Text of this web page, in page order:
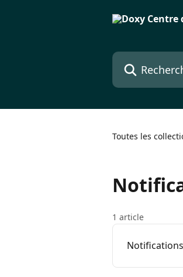
Rechercher un
Toutes les
1 article